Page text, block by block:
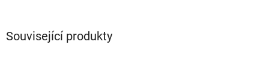
Související produkty